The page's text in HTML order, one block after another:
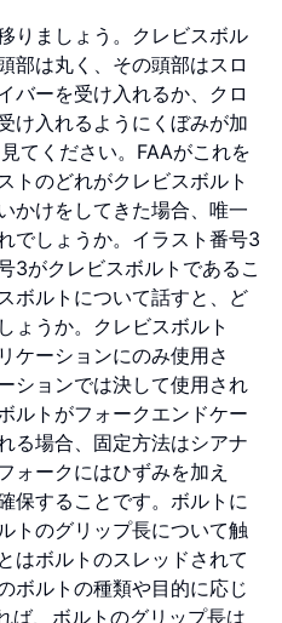
りましょう。クレビスボル
部は丸く、その頭部はスロ
バーを受け入れるか、クロ
け入れるようにくぼみが加
てください。FAAがこれを
トのどれがクレビスボルト
かけをしてきた場合、唯一
でしょうか。イラスト番号3
3がクレビスボルトであるこ
ボルトについて話すと、ど
ょうか。クレビスボルト
ケーションにのみ使用さ
ションでは決して使用され
ルトがフォークエンドケー
る場合、固定方法はシアナ
ォークにはひずみを加え
保することです。ボルトに
トのグリップ長について触
はボルトのスレッドされて
ボルトの種類や目的に応じ
ば、ボルトのグリップ長は